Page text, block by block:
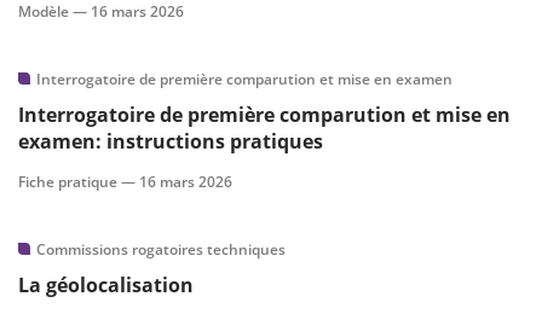
Modèle — 16 mars 2026
Interrogatoire de première comparution et mise en examen
Interrogatoire de première comparution et mise en
examen: instructions pratiques
Fiche pratique — 16 mars 2026
Commissions rogatoires techniques
La géolocalisation